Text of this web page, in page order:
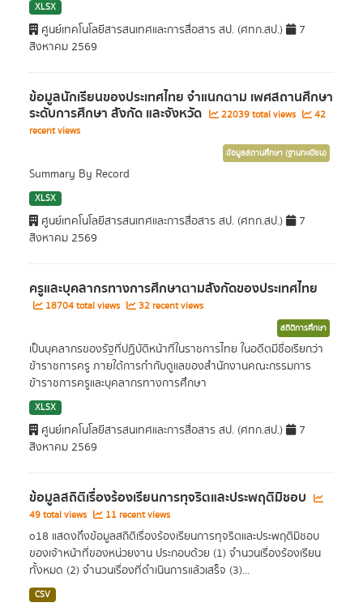
XLSX
ศูนย์เทคโนโลยีสารสนเทศและการสื่อสาร สป. (ศทก.สป.)
7
สิงหาคม 2569
ข้อมูลนักเรียนของประเทศไทย จำแนกตาม เพศสถานศึกษา
ระดับการศึกษา สังกัด และจังหวัด 22039 total views
42
recent views
ข้อมูลสถานศึกษา (ฐานทะเบียน)
Summary By Record
XLSX
ศูนย์เทคโนโลยีสารสนเทศและการสื่อสาร สป. (ศทก.สป.)
7
สิงหาคม 2569
ครูและบุคลากรทางการศึกษาตามสังกัดของประเทศไทย
18704 total views 32 recent views
สถิติการศึกษา
เป็นบุคลากรของรัฐที่ปฏิบัติหน้าที่ในราชการไทย ในอดีตมีชื่อเรียกว่า
ข้าราชการครู ภายใต้การกำกับดูแลของสำนักงานคณะกรรมการ
ข้าราชการครูและบุคลากรทางการศึกษา
XLSX
ศูนย์เทคโนโลยีสารสนเทศและการสื่อสาร สป. (ศทก.สป.)
7
สิงหาคม 2569
ข้อมูลสถิติเรื่องร้องเรียนการทุจริตและประพฤติมิชอบ
49 total views 11 recent views
o18 แสดงถึงข้อมูลสถิติเรื่องร้องเรียนการทุจริตและประพฤติมิชอบ
ของเจ้าหน้าที่ของหน่วยงาน ประกอบด้วย (1) จำนวนเรื่องร้องเรียน
ทั้งหมด (2) จำนวนเรื่องที่ดำเนินการแล้วเสร็จ (3)...
CSV